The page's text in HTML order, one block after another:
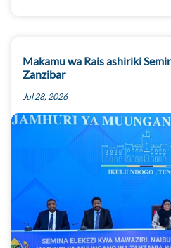
Makamu wa Rais ashiriki
Zanzibar
Jul 28, 2026